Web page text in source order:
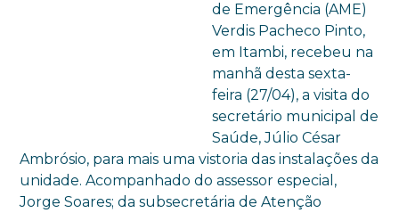
de Emergência (AME)
Verdis Pacheco Pinto,
em Itambi, recebeu na
manhã desta sexta-
feira (27/04), a visita do
secretário municipal de
Saúde, Júlio César
Ambrósio, para mais uma vistoria das instalações da
unidade. Acompanhado do assessor especial,
Jorge Soares; da subsecretária de Atenção